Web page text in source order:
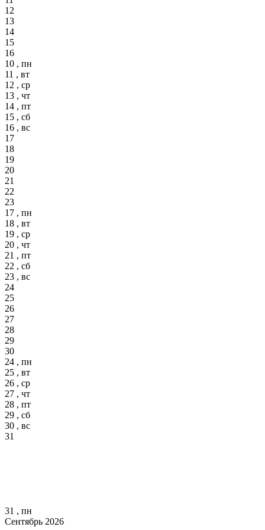
12
13
14
15
16
10 , пн
11 , вт
12 , ср
13 , чт
14 , пт
15 , сб
16 , вс
17
18
19
20
21
22
23
17 , пн
18 , вт
19 , ср
20 , чт
21 , пт
22 , сб
23 , вс
24
25
26
27
28
29
30
24 , пн
25 , вт
26 , ср
27 , чт
28 , пт
29 , сб
30 , вс
31
31 , пн
Сентябрь 2026